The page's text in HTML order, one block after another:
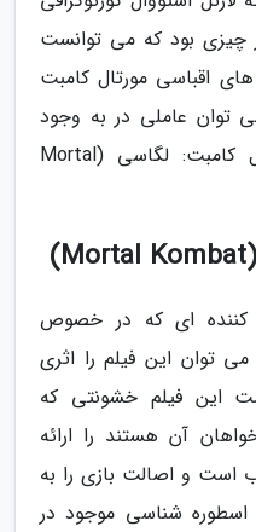
چیزی بود که می توانست
اقباسی مورتال کامبت
توان عاملی در به وجود
آمدن مجموعه اینترنتی مورتال کامبت: لگاسی (Mortal
کننده ای که در خصوص
توان این فیلم را اثری
این فیلم خشونتی که
آن هستند را ارائه
است و اصالت بازی را به
شناسی موجود در